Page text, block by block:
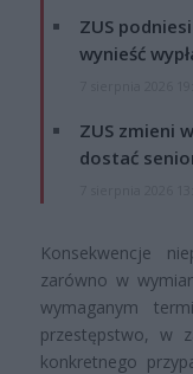
ZUS
wynieść
ZUS zmieni
dostać
Konsekwencje
zarówno w
wymaganym
przestępstwo, w
konkretnego